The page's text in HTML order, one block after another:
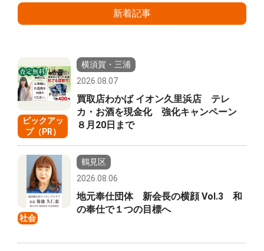
新着記事
ピックアッ
プ（PR）
横須賀・三浦
2026.08.07
買取店わかば イオン久里浜店 テレ
カ・お酒を現金化 強化キャンペーン
８月20日まで
社会
鶴見区
2026.08.06
地元奉仕団体 新会長の横顔 Vol.3 和
の奉仕で１つの目標へ